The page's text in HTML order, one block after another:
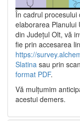
În cadrul procesului
elaborarea Planului
din Județul Olt, vă
fie prin accesarea
https://
Slatina sau prin
format PDF.
Vă mulţumim
acestui demers.